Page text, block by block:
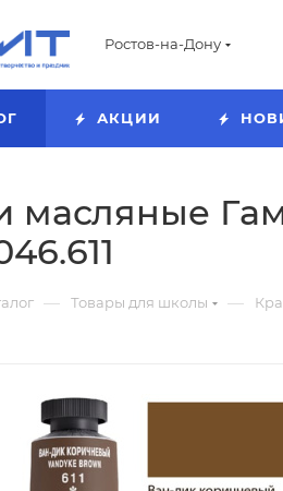
Ростов-на-Дону
АКЦИИ
масляные
— Товары для школы —